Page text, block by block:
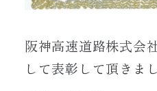
阪神高速道路株式会
して表彰して頂きまし